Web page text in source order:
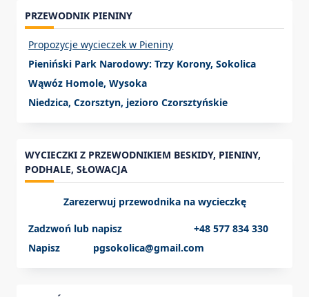
PRZEWODNIK PIENINY
Propozycje wycieczek w Pieniny
Pieniński Park Narodowy: Trzy Korony, Sokolica
Wąwóz Homole, Wysoka
Niedzica, Czorsztyn, jezioro Czorsztyńskie
WYCIECZKI Z PRZEWODNIKIEM BESKIDY, PIENINY,
PODHALE, SŁOWACJA
Zarezerwuj przewodnika na wycieczkę
Zadzwoń lub napisz +48 577 834 330
Napisz pgsokolica@gmail.com